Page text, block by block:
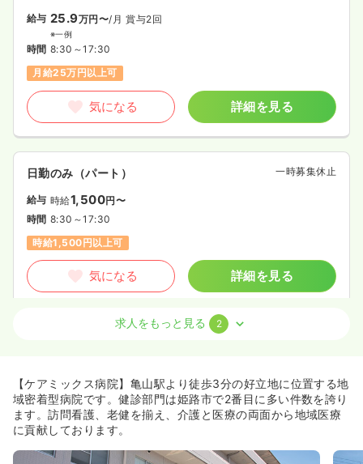
給与 25.9万円〜/月 賞与2回
※一例
時間 8:30～17:30
月給25万円以上可
気になる 詳細を見る
日勤のみ（パート） 一時募集休止
給与 時給1,500円〜
時間 8:30～17:30
時給1,500円以上可
気になる 詳細を見る
オペ室(手術室)正・准看護師
給与 25.9万円〜 /月 賞与2回
※一例
時間 8:30～17:30
月給25万円以上可
求人をもっと見る 2
【ケアミックス病院】亀山駅より徒歩3分の好立地に位置する地
域密着型病院です。健診部門は姫路市で2番目に多い件数を誇り
ます。訪問看護、老健を揃え、介護と医療の両面から地域医療
に貢献しております。